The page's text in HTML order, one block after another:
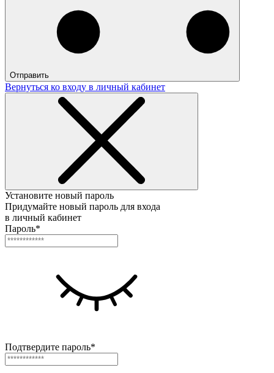
Отправить
Вернуться ко входу в личный кабинет
Установите новый пароль
Придумайте новый пароль для входа
в личный кабинет
Пароль*
Подтвердите пароль*